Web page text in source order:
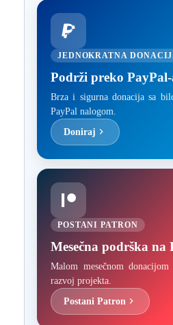
JEDNOKRATNA
Podrži preko
Brza i sigurna donacija sa
PayPal nalogom.
Doniraj
POSTANI PATRON
Mesečna podrška na
Malom mesečnom donacijom
razvoj projekta.
Postani Patron